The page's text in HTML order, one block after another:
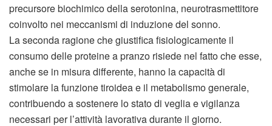
precursore biochimico della serotonina, neurotrasmettitore
coinvolto nei meccanismi di induzione del sonno.
La seconda ragione che giustifica fisiologicamente il
consumo delle proteine a pranzo risiede nel fatto che esse,
anche se in misura differente, hanno la capacità di
stimolare la funzione tiroidea e il metabolismo generale,
contribuendo a sostenere lo stato di veglia e vigilanza
necessari per l’attività lavorativa durante il giorno.